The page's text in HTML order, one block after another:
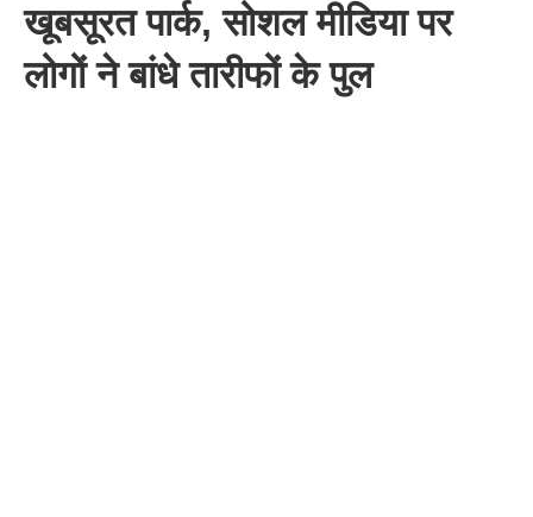
खूबसूरत पार्क, सोशल मीडिया पर
लोगों ने बांधे तारीफों के पुल